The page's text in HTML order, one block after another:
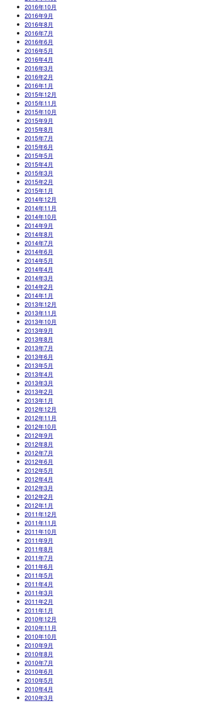
2016年10月
2016年9月
2016年8月
2016年7月
2016年6月
2016年5月
2016年4月
2016年3月
2016年2月
2016年1月
2015年12月
2015年11月
2015年10月
2015年9月
2015年8月
2015年7月
2015年6月
2015年5月
2015年4月
2015年3月
2015年2月
2015年1月
2014年12月
2014年11月
2014年10月
2014年9月
2014年8月
2014年7月
2014年6月
2014年5月
2014年4月
2014年3月
2014年2月
2014年1月
2013年12月
2013年11月
2013年10月
2013年9月
2013年8月
2013年7月
2013年6月
2013年5月
2013年4月
2013年3月
2013年2月
2013年1月
2012年12月
2012年11月
2012年10月
2012年9月
2012年8月
2012年7月
2012年6月
2012年5月
2012年4月
2012年3月
2012年2月
2012年1月
2011年12月
2011年11月
2011年10月
2011年9月
2011年8月
2011年7月
2011年6月
2011年5月
2011年4月
2011年3月
2011年2月
2011年1月
2010年12月
2010年11月
2010年10月
2010年9月
2010年8月
2010年7月
2010年6月
2010年5月
2010年4月
2010年3月